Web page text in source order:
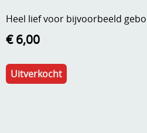
DVD-CD
Embossen
Hechtingsmaterialen
Anders creatief
Gastenboek
Heel lief voor bijvoorbeeld
€ 6,00
Uitverkocht